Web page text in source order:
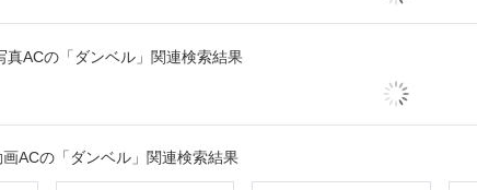
真ACの「ダンベル」関連検索結果
画ACの「ダンベル」関連検索結果